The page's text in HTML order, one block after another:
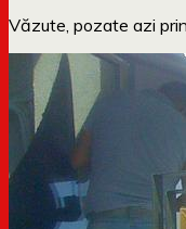
Văzute, pozate azi